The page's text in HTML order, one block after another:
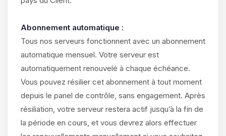
Abonnement automatique :
Tous nos serveurs fonctionnent avec un abonnement
automatique mensuel. Votre serveur est
automatiquement renouvelé à chaque échéance.
Vous pouvez résilier cet abonnement à tout moment
depuis le panel de contrôle, sans engagement. Après
résiliation, votre serveur restera actif jusqu’à la fin de
la période en cours, et vous devrez alors effectuer